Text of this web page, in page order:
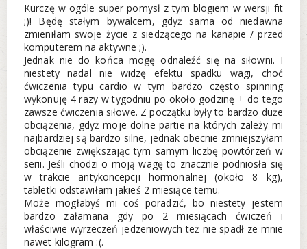
Kurczę w ogóle super pomysł z tym blogiem w wersji fit
;)! Będę stałym bywalcem, gdyż sama od niedawna
zmieniłam swoje życie z siedzącego na kanapie / przed
komputerem na aktywne ;).
Jednak nie do końca mogę odnaleźć się na siłowni. I
niestety nadal nie widzę efektu spadku wagi, choć
ćwiczenia typu cardio w tym bardzo często spinning
wykonuję 4 razy w tygodniu po około godzinę + do tego
zawsze ćwiczenia siłowe. Z początku były to bardzo duże
obciążenia, gdyż moje dolne partie na których zależy mi
najbardziej są bardzo silne, jednak obecnie zmniejszyłam
obciążenie zwiększając tym samym liczbę powtórzeń w
serii. Jeśli chodzi o moją wagę to znacznie podniosła się
w trakcie antykoncepcji hormonalnej (około 8 kg),
tabletki odstawiłam jakieś 2 miesiące temu.
Może mogłabyś mi coś poradzić, bo niestety jestem
bardzo załamana gdy po 2 miesiącach ćwiczeń i
właściwie wyrzeczeń jedzeniowych też nie spadł ze mnie
nawet kilogram :(.